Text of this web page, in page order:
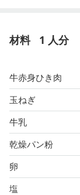
材料 1 人分
牛赤身ひき肉
玉ねぎ
牛乳
乾燥パン粉
卵
塩